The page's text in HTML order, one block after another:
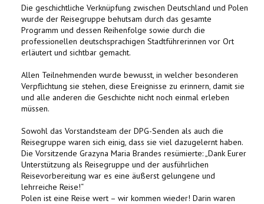
Die geschichtliche Verknüpfung zwischen Deutschland und Polen
wurde der Reisegruppe behutsam durch das gesamte
Programm und dessen Reihenfolge sowie durch die
professionellen deutschsprachigen Stadtführerinnen vor Ort
erläutert und sichtbar gemacht.
Allen Teilnehmenden wurde bewusst, in welcher besonderen
Verpflichtung sie stehen, diese Ereignisse zu erinnern, damit sie
und alle anderen die Geschichte nicht noch einmal erleben
müssen.
Sowohl das Vorstandsteam der DPG-Senden als auch die
Reisegruppe waren sich einig, dass sie viel dazugelernt haben.
Die Vorsitzende Grazyna Maria Brandes resümierte: „Dank Eurer
Unterstützung als Reisegruppe und der ausführlichen
Reisevorbereitung war es eine äußerst gelungene und
lehrreiche Reise!“
Polen ist eine Reise wert – wir kommen wieder! Darin waren